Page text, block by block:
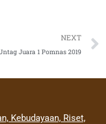
NEXT
Juara 1 Pomnas 2019
Kebudayaan, Riset,